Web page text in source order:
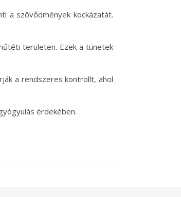
a szövődmények kockázatát.
területen. Ezek a tünetek
a rendszeres kontrollt, ahol
érdekében.